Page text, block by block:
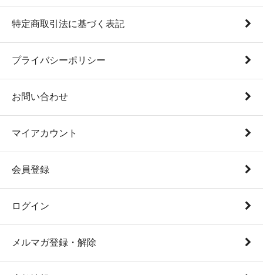
特定商取引法に基づく表記
プライバシーポリシー
お問い合わせ
マイアカウント
会員登録
ログイン
メルマガ登録・解除